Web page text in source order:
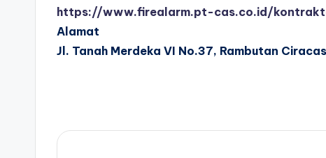
https://www.firealarm.pt-cas.co.id/
Alamat
Jl. Tanah Merdeka VI No.37, Rambutan